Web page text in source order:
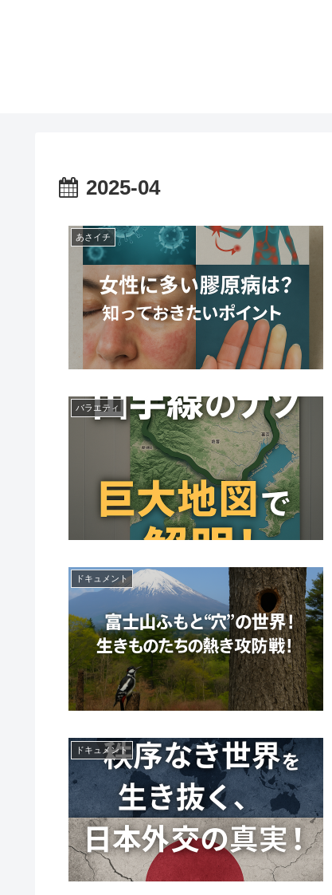
2025-04
あさイチ
バラエティ
ドキュメント
ドキュメント